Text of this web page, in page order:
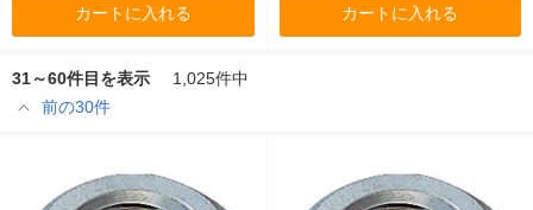
カートに入れる カートに入れる
31～60件目を表示
1,025件中
前の30件